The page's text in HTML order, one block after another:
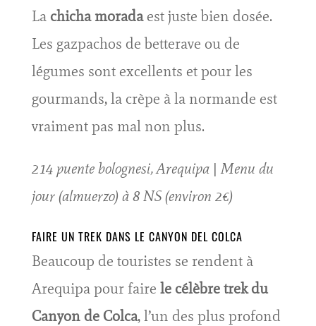
La chicha moradaest juste bien dosée.
Les gazpachos de betterave ou de
légumes sont excellents et pour les
gourmands, la crèpe à la normande est
vraiment pas mal non plus.
214 puente bolognesi, Arequipa | Menu du
jour (almuerzo) à 8 NS (environ 2€)
FAIRE UN TREK DANS LE CANYON DEL COLCA
Beaucoup de touristes se rendent à
Arequipa pour faire le célèbre trek du
Canyon de Colca, l’un des plus profond